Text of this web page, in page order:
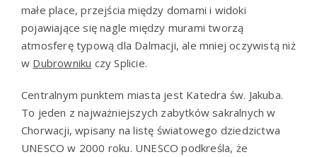
małe place, przejścia między domami i widoki
pojawiające się nagle między murami tworzą
atmosferę typową dla Dalmacji, ale mniej oczywistą niż
w Dubrowniku czy Splicie.
Centralnym punktem miasta jest Katedra św. Jakuba.
To jeden z najważniejszych zabytków sakralnych w
Chorwacji, wpisany na listę światowego dziedzictwa
UNESCO w 2000 roku. UNESCO podkreśla, że